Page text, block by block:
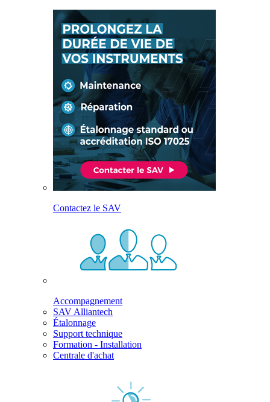
Contactez le SAV
Accompagnement
SAV Alliantech
Étalonnage
Support technique
Formation - Installation
Centrale d'achat